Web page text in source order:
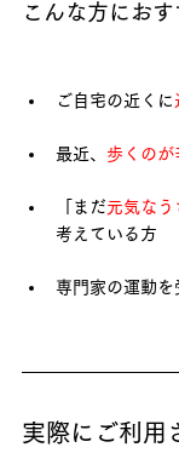
こんな方におす
ご自宅の近くに
最近、 歩くのが
「まだ元気なう
考えている方
専門家の運動を
実際にご利用